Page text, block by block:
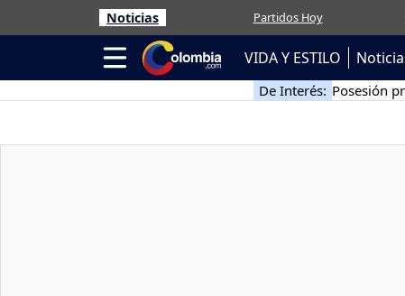
Noticias Partidos Hoy
VIDA Y ESTILO
De Interés: Posesión